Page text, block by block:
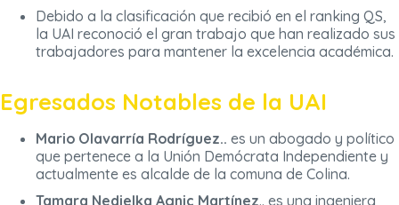
Debido a la clasificación que recibió en el ranking QS,
la UAI reconoció el gran trabajo que han realizado sus
trabajadores para mantener la excelencia académica.
Egresados Notables de la UAI
Mario Olavarría Rodríguez.. es un abogado y político
que pertenece a la Unión Demócrata Independiente y
actualmente es alcalde de la comuna de Colina.
Tamara Nedjelka Agnic Martínez.. es una ingeniera